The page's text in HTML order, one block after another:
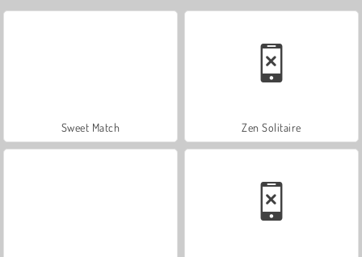
Sweet Match Zen Solitaire